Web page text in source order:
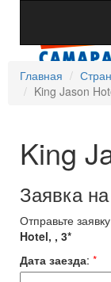
Главная
King Jason
King
Заявка
Отправьте
Hotel, , 3*
Дата заезда: *